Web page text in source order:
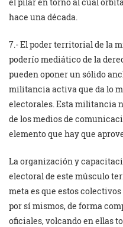
hace una década.
7.- El poder territorial de la
poderío mediático de la
pueden oponer un sólido
militancia activa que da lo
electorales. Esta militancia
de los medios de
elemento que hay que
La organización y
electoral de este músculo
meta es que estos
por sí mismos, de forma
oficiales, volcando en ellas